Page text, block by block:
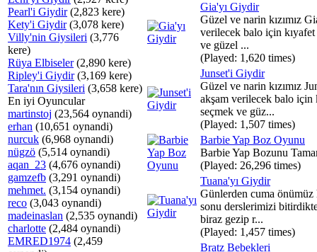
Pearl'i Giydir(2,823 kere)
Kety'i Giydir(3,078 kere)
Villy'nin Giysileri (3,776
kere)
Rüya Elbiseler(2,890 kere)
Ripley'i Giydir(3,169 kere)
Tara'nın Giysileri (3,658 kere)
En iyi Oyuncular
martinstoj (23,564 oynandi)
erhan (10,651 oynandi)
nurcuk (6,968 oynandi)
nügzö (5,514 oynandi)
aqan_23 (4,676 oynandi)
gamzefb (3,291 oynandi)
mehmet. (3,154 oynandi)
reco (3,043 oynandi)
madeinaslan (2,535 oynandi)
charlotte (2,484 oynandi)
EMRED1974 (2,459
Gia'yı Giydir
Güzel ve narin kızımız
verilecek balo için kıyafet
ve güzel ...
(Played: 1,620 times)
Junset'i Giydir
Güzel ve narin kızımız
akşam verilecek balo için
seçmek ve güz...
(Played: 1,507 times)
Barbie Yap Boz Oyunu
Barbie Yap Bozunu
(Played: 26,296 times)
Tuana'yı Giydir
Günlerden cuma önümüz
sonu derslerimizi
biraz gezip r...
(Played: 1,457 times)
Bratz Bebekleri